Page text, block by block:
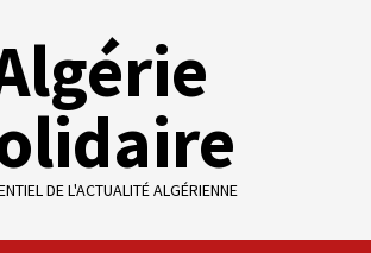
DE L'ACTUALITÉ ALGÉRIENNE